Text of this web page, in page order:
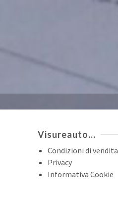
Visureauto…
Condizioni di vendita
Privacy
Informativa Cookie